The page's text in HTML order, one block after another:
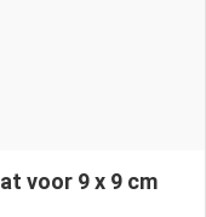
voor 9 x 9 cm